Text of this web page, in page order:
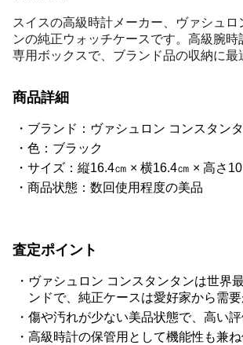
スイスの高級時計メーカー、ヴァシュロ
ンの純正ウォッチケースです。高級腕時
専用ボックスで、ブランド品の収納に最
商品詳細
ブランド：ヴァシュロン コンスタン
色：ブラック
サイズ：縦16.4㎝ × 横16.4㎝ × 高さ
商品状態：数回使用程度の美品
査定ポイント
ヴァシュロン コンスタンタンは世界
ンドで、純正ケースは愛好家から需要
傷や汚れが少ない美品状態で、高い評
高級時計の保管用として機能性も兼